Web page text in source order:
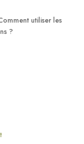
utiliser les
?